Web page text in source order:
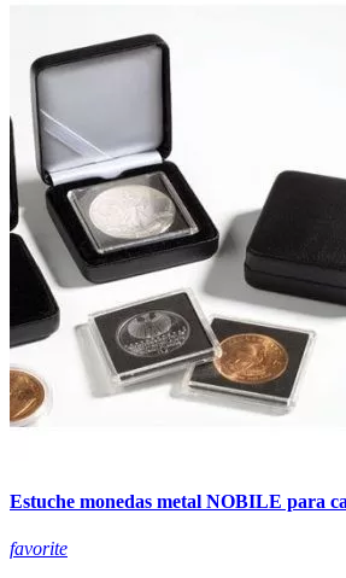
Estuche monedas metal NOBILE para
favorite